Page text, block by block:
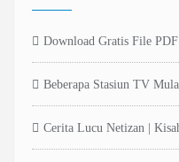
Download Gratis File
Beberapa Stasiun TV
Cerita Lucu Netizan |